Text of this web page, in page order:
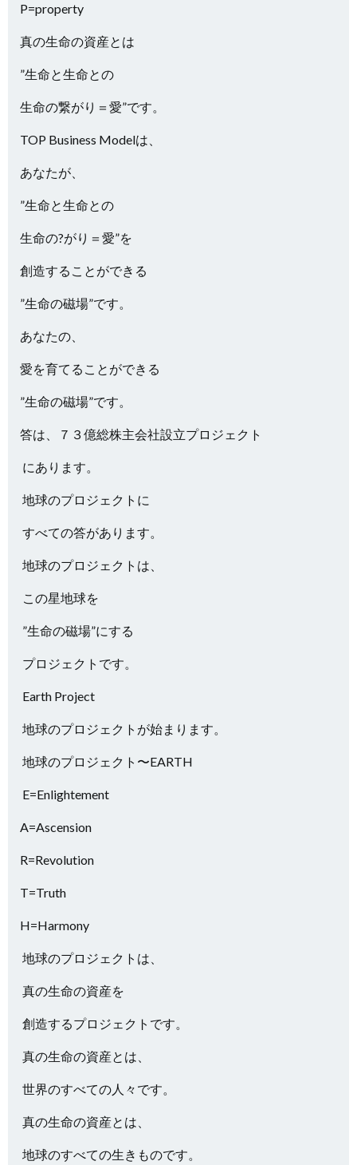
P=property
真の生命の資産とは
”生命と生命との
生命の繋がり＝愛”です。
TOP Business Modelは、
あなたが、
”生命と生命との
生命の?がり＝愛”を
創造することができる
”生命の磁場”です。
あなたの、
愛を育てることができる
”生命の磁場”です。
答は、７３億総株主会社設立プロジェクト
にあります。
地球のプロジェクトに
すべての答があります。
地球のプロジェクトは、
この星地球を
”生命の磁場”にする
プロジェクトです。
Earth Project
地球のプロジェクトが始まります。
地球のプロジェクト〜EARTH
E=Enlightement
A=Ascension
R=Revolution
T=Truth
H=Harmony
地球のプロジェクトは、
真の生命の資産を
創造するプロジェクトです。
真の生命の資産とは、
世界のすべての人々です。
真の生命の資産とは、
地球のすべての生きものです。